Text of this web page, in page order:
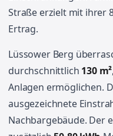
Straße erzielt mit ihrer
Ertrag.
Lüssower Berg
durchschnittlich 130 m²
Anlagen ermöglichen.
ausgezeichnete
Nachbargebäude. Der